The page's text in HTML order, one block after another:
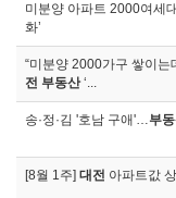
미분양 아파트 2000여세
화’
“미분양 2000가구 쌓이
전 부동산‘...
송·정·김 '호남 구애'…부
[8월 1주] 대전 아파트값